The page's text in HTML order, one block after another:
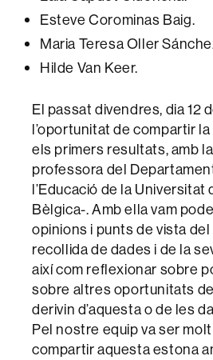
Esteve Corominas Baig.
Maria Teresa Oller
Hilde Van Keer.
El passat divendres, dia 12
l’oportunitat de compartir
els primers resultats, amb
professora del
l’Educació de la Universitat
Bèlgica-. Amb ella vam
opinions i punts de vista
recollida de dades i de la
així com reflexionar sobre
sobre altres oportunitats
derivin d’aquesta o de les
Pel nostre equip va ser
compartir aquesta estona